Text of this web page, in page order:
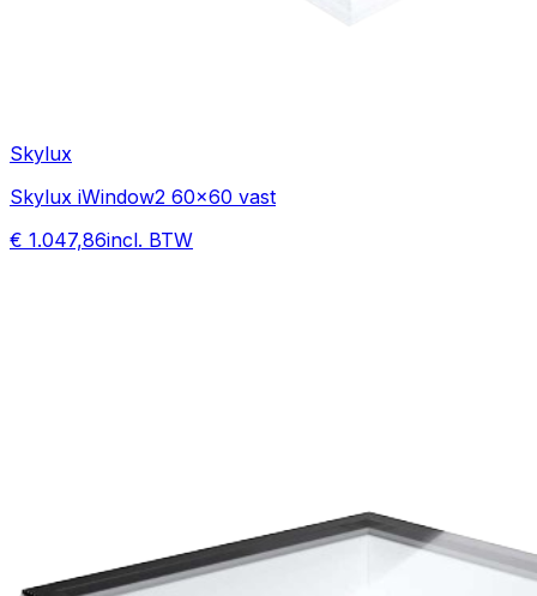
Skylux
Skylux iWindow2 60x60 vast
€ 1.047,86incl. BTW